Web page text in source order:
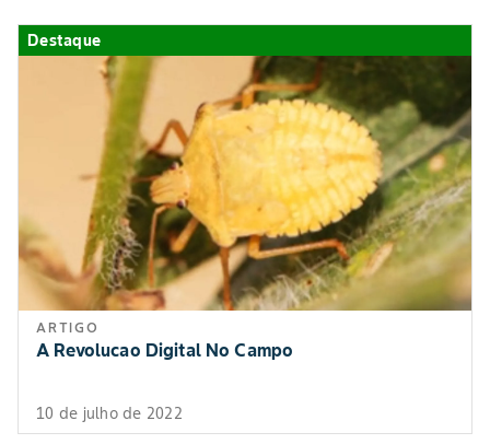
Destaque
ARTIGO
A Revolucao Digital No Campo
10 de julho de 2022